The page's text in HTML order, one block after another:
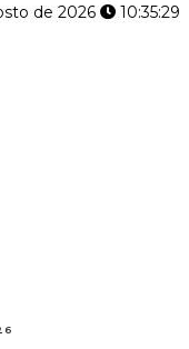
de 2026
10:35:30